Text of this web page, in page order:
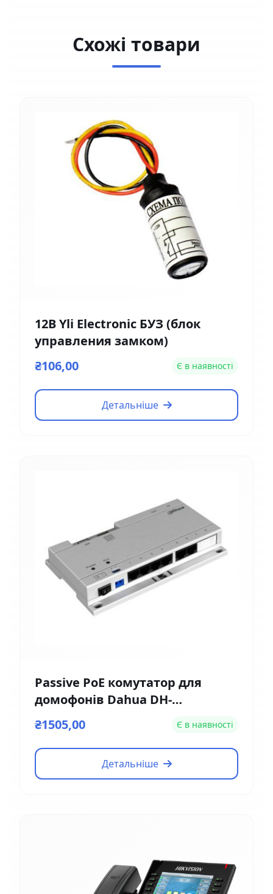
Схожі товари
12В Yli Electronic БУЗ (блок
управления замком)
₴106,00
Є в наявності
Детальніше
Passive PoE комутатор для
домофонів Dahua DH-
VTNS1060A
₴1505,00 Є в наявності
Детальніше